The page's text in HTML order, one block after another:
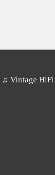
♫ Vintage HiFi